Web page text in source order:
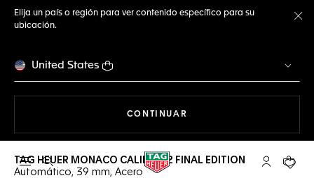
Elija un país o región para ver contenido específico para su
ubicación.
United States
CONTINUAR
Abrir el menú de búsqueda Cuenta Mi
Su
TAG HEUER MONACO CALIBRE 12 FINAL EDITION
Automático, 39 mm, Acero